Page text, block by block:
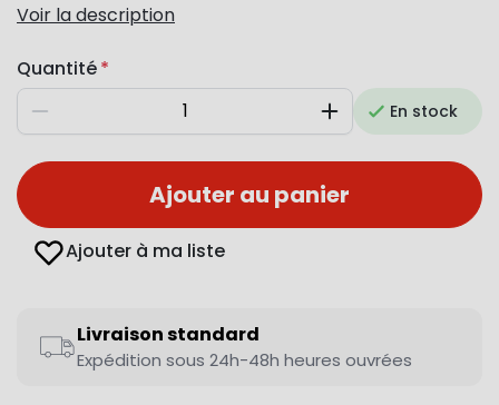
Voir la description
Quantité
Diminuer AugmenterEn stock
Ajouter au panier
Ajouter à ma liste
Livraison standard
Expédition sous 24h-48h heures ouvrées